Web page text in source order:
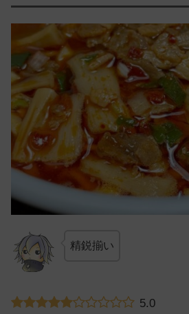
精鋭揃い
5.0